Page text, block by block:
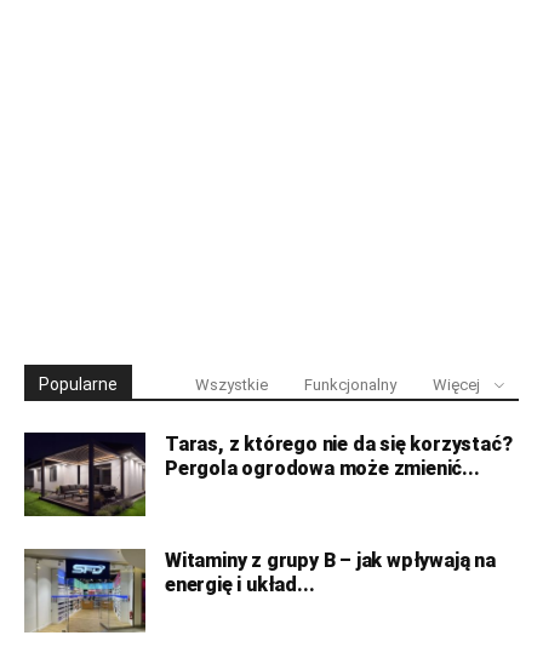
Popularne Wszystkie Funkcjonalny Więcej
Taras, z którego nie da się korzystać?
Pergola ogrodowa może zmienić...
Witaminy z grupy B – jak wpływają na
energię i układ...